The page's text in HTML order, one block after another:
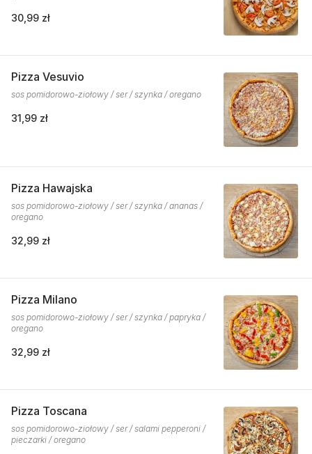
30,99 zł
Pizza Vesuvio
sos pomidorowo-ziołowy / ser / szynka / oregano
31,99 zł
Pizza Hawajska
sos pomidorowo-ziołowy / ser / szynka / ananas /
oregano
32,99 zł
Pizza Milano
sos pomidorowo-ziołowy / ser / szynka / papryka /
oregano
32,99 zł
Pizza Toscana
sos pomidorowo-ziołowy / ser / salami pepperoni /
pieczarki / oregano